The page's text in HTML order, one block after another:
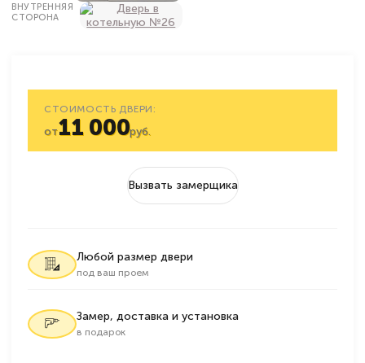
ВНУТРЕННЯЯ
СТОРОНА
СТОИМОСТЬ ДВЕРИ:
от11 000руб.
Вызвать замерщика
Любой размер двери
под ваш проем
Замер, доставка и установка
в подарок